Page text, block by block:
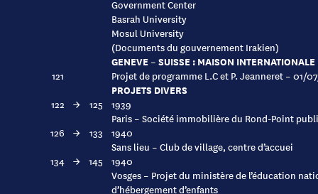
Government Center
Basrah University
Mosul University
(Documents du gouvernement Irakien)
GENEVE – SUISSE : MAISON INTERNATIONALE
121 Projet de programme L.C et P. Jeanneret – 01/
PROJETS DIVERS
122 → 125
1939
Paris – Société immobilière du Rond-Point
126
→ 133
1940
Sans lieu – Club de village, centre d’accuei
134 → 145
1940
Vosges – Projet du ministère de l’éducation
d’hébergement d’enfants